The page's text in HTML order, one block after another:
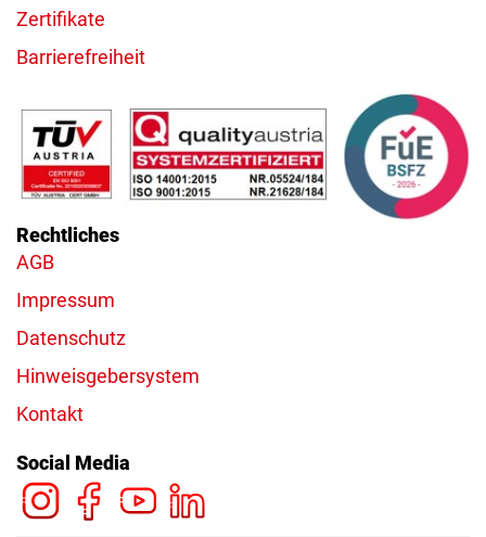
Zertifikate
Barrierefreiheit
Rechtliches
AGB
Impressum
Datenschutz
Hinweisgebersystem
Kontakt
Social Media